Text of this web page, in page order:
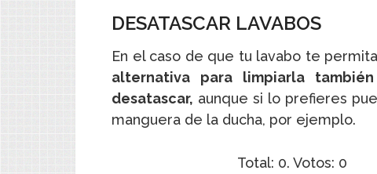
DESATASCAR LAVABOS
En el caso de que tu lavabo te
alternativa para limpiarla
desatascar, aunque si lo prefieres
manguera de la ducha, por ejemplo.
Total: 0. Votos: 0